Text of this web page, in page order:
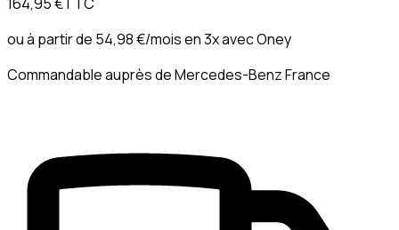
ou à partir de 54,98 €/mois en 3x avecOney
Commandable auprès de Mercedes-Benz France